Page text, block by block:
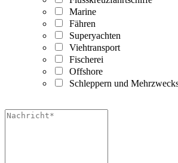
Marine
Fähren
Superyachten
Viehtransport
Fischerei
Offshore
Schleppern und